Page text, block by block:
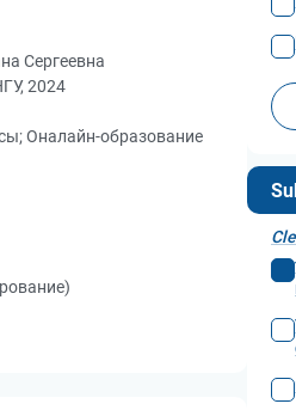
Сергеевна
2024
Оналайн-образование